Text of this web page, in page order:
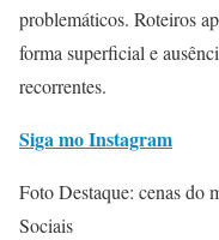
problemáticos. Roteiros
forma superficial e
recorrentes.
Siga mo Instagram
Foto Destaque: cenas do
Sociais